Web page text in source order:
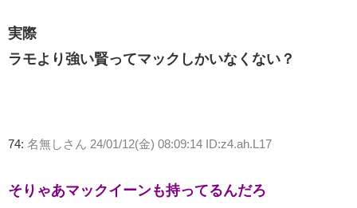
実際
ラモより強い賢ってマックしかいなくない？
74: 名無しさん 24/01/12(金) 08:09:14 ID:z4.ah.L17
そりゃあマックイーンも持ってるんだろ